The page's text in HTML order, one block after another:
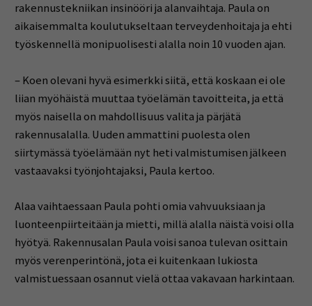
rakennustekniikan insinööri ja alanvaihtaja. Paula on
aikaisemmalta koulutukseltaan terveydenhoitaja ja ehti
työskennellä monipuolisesti alalla noin 10 vuoden ajan.
– Koen olevani hyvä esimerkki siitä, että koskaan ei ole
liian myöhäistä muuttaa työelämän tavoitteita, ja että
myös naisella on mahdollisuus valita ja pärjätä
rakennusalalla. Uuden ammattini puolesta olen
siirtymässä työelämään nyt heti valmistumisen jälkeen
vastaavaksi työnjohtajaksi, Paula kertoo.
Alaa vaihtaessaan Paula pohti omia vahvuuksiaan ja
luonteenpiirteitään ja mietti, millä alalla näistä voisi olla
hyötyä. Rakennusalan Paula voisi sanoa tulevan osittain
myös verenperintönä, jota ei kuitenkaan lukiosta
valmistuessaan osannut vielä ottaa vakavaan harkintaan.